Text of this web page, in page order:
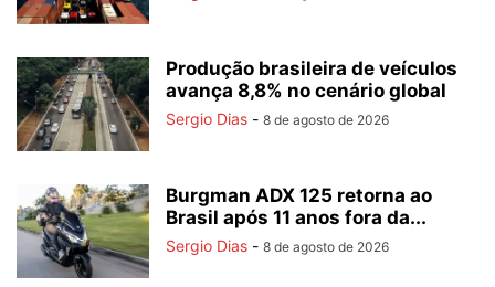
Produção brasileira de veículos
avança 8,8% no cenário global
Sergio Dias - 8 de agosto de 2026
Burgman ADX 125 retorna ao
Brasil após 11 anos fora da...
Sergio Dias - 8 de agosto de 2026